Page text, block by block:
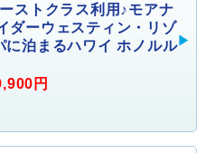
ストクラス利用♪モアナ
ダーウェスティン・リゾ
に泊まるハワイ ホノルル
円